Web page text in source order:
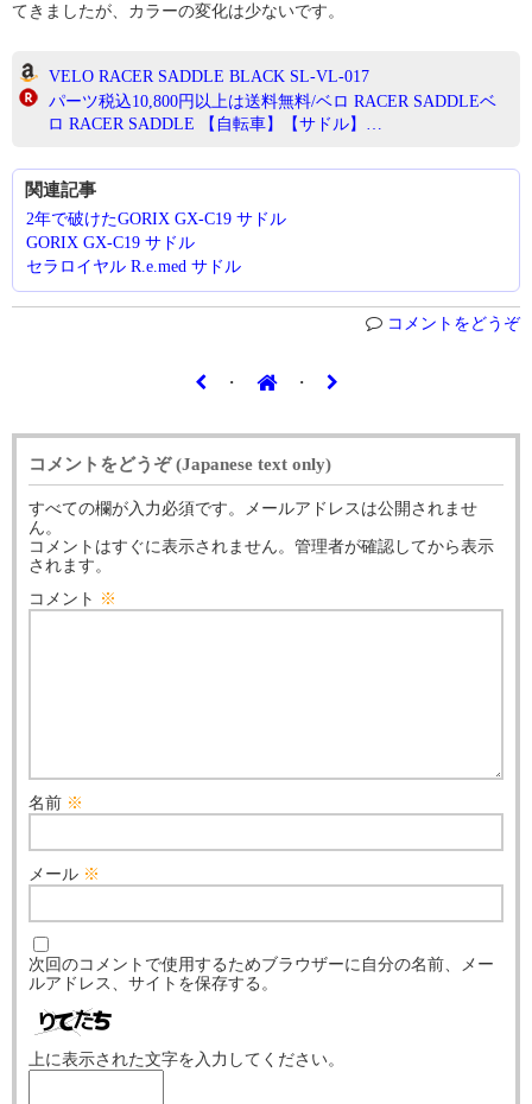
てきましたが、カラーの変化は少ないです。
VELO RACER SADDLE BLACK SL-VL-017
パーツ税込10,800円以上は送料無料/ベロ RACER SADDLEベ
ロ RACER SADDLE 【自転車】【サドル】…
関連記事
2年で破けたGORIX GX-C19 サドル
GORIX GX-C19 サドル
セラロイヤル R.e.med サドル
コメントをどうぞ
・ ・
コメントをどうぞ (Japanese text only)
すべての欄が入力必須です。メールアドレスは公開されませ
ん。
コメントはすぐに表示されません。管理者が確認してから表示
されます。
コメント ※
名前 ※
メール ※
次回のコメントで使用するためブラウザーに自分の名前、メー
ルアドレス、サイトを保存する。
上に表示された文字を入力してください。